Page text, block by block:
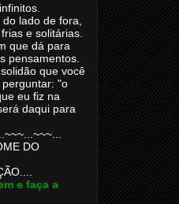
lado de fora,
e solitárias.
que dá para
pensamentos.
que você
"o
eu fiz na
daqui para
DO
e faça a